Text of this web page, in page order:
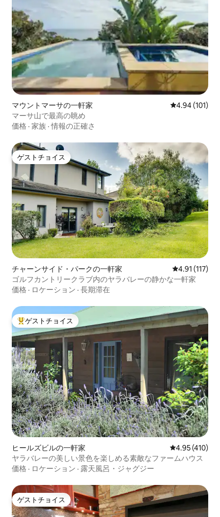
マウントマーサの一軒家 レビュー101
4.94 (101)
マーサ山で最高の眺め
価格 · 家族 ·情報の正確さ
ゲストチョイス
ゲストチョイス
チャーンサイド・パークの一軒家 レビュー117
4.91 (117)
ゴルフカントリークラブ内のヤラバレーの静かな一軒家
価格 · ロケーション · 長期滞在
大好評のゲストチョイスです。
ゲストチョイス
ヒールズビルの一軒家 レビュー410
4.95 (410)
ヤラバレーの美しい景色を楽しめる素敵なファームハウス
価格 · ロケーション · 露天風呂・ジャグジー
ゲストチョイス
ゲストチョイス